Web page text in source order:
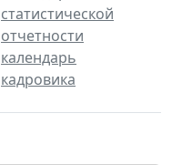
статистической
отчетности
календарь
кадровика